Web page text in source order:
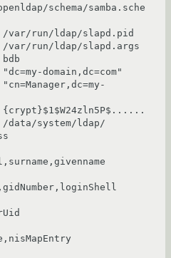
schema/samba.sche
run/ldap/slapd.pid
run/ldap/slapd.args
domain,dc=com"
system/ldap/